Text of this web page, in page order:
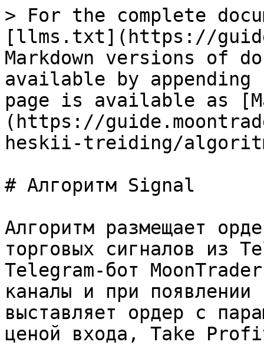
> For the complete
[llms.txt](https://
Markdown versions of
available by
page is available as
(https://
heskii-treiding/
# Алгоритм Signal
Алгоритм размещает
торговых сигналов из
Telegram-бот
каналы и при появлении
выставляет ордер с
ценой входа, Take